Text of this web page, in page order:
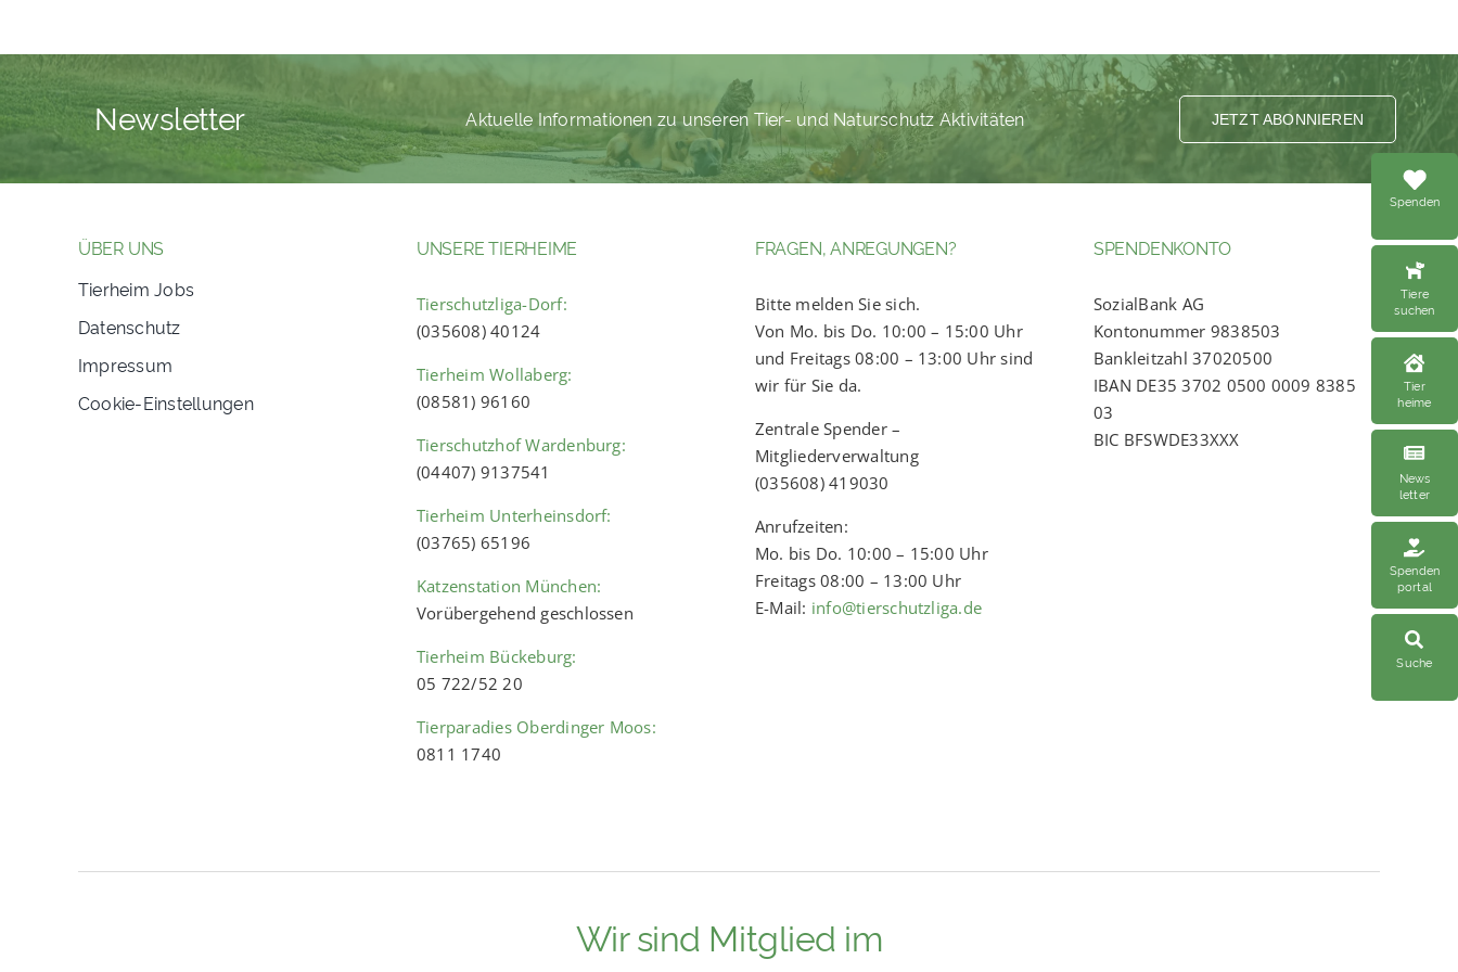
Spenden
Tiere
suchen
Tier
heime
News
letter
Spenden
portal
Suche
Newsletter Aktuelle Informationen zu unseren Tier- und Naturschutz Aktivitäten JETZT ABONNIEREN
ÜBER UNS
Tierheim Jobs
Datenschutz
Impressum
Cookie-Einstellungen
UNSERE TIERHEIME
Tierschutzliga-Dorf:
(035608) 40124
Tierheim Wollaberg:
(08581) 96160
Tierschutzhof Wardenburg:
(04407) 9137541
Tierheim Unterheinsdorf:
(03765) 65196
Katzenstation München:
Vorübergehend geschlossen
Tierheim Bückeburg:
05 722/52 20
Tierparadies Oberdinger Moos:
0811 1740
FRAGEN, ANREGUNGEN?
Bitte melden Sie sich.
Von Mo. bis Do. 10:00 – 15:00 Uhr
und Freitags 08:00 – 13:00 Uhr sind
wir für Sie da.
Zentrale Spender –
Mitgliederverwaltung
(035608) 419030
Anrufzeiten:
Mo. bis Do. 10:00 – 15:00 Uhr
Freitags 08:00 – 13:00 Uhr
E-Mail: info@tierschutzliga.de
SPENDENKONTO
SozialBank AG
Kontonummer 9838503
Bankleitzahl 37020500
IBAN DE35 3702 0500 0009 8385
03
BIC BFSWDE33XXX
Wir sind Mitglied im